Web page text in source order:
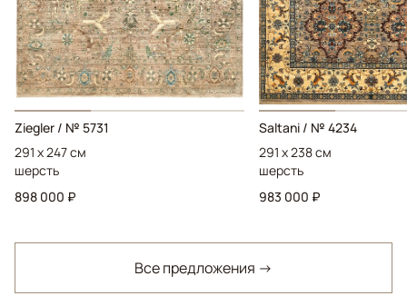
Ziegler / № 5731
291 x 247 см
шерсть
898 000 ₽
Saltani / № 4234
291 x 238 см
шерсть
983 000 ₽
Все предложения →